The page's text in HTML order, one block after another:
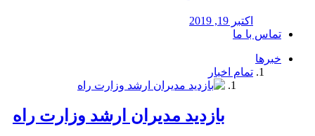
اکتبر 19, 2019
تماس با ما
خبرها
تمام اخبار
بازدید مدیران ارشد وزارت راه